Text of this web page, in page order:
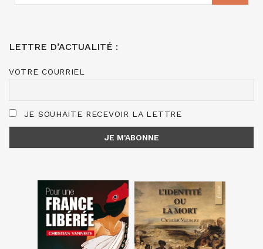
LETTRE D’ACTUALITÉ :
VOTRE COURRIEL
JE SOUHAITE RECEVOIR LA LETTRE